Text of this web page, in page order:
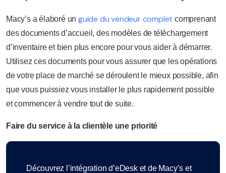
Macy’s a élaboré un guide du vendeur complet comprenant
des documents d’accueil, des modèles de téléchargement
d’inventaire et bien plus encore pour vous aider à démarrer.
Utilisez ces documents pour vous assurer que les opérations
de votre place de marché se déroulent le mieux possible, afin
que vous puissiez vous installer le plus rapidement possible
et commencer à vendre tout de suite.
Faire du service à la clientèle une priorité
Découvrez l’intégration d’eDesk et de Macy’s et